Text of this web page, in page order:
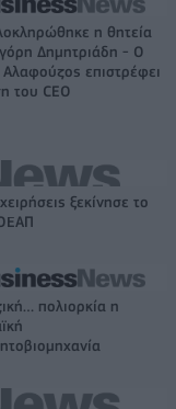
η θητεία
Δημητριάδη - Ο
Αλαφούζος επιστρέφει
του CEO
ξεκίνησε το
πολιορκία η